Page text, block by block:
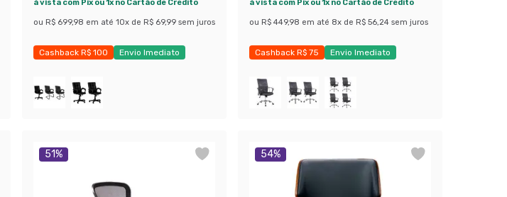
à vista com Pix ou 1x no Cartão de Crédito
ou R$ 699,98 em até 10x de R$ 69,99 sem juros
Cashback R$ 100
Envio Imediato
à vista com Pix ou 1x no Cartão de Crédito
ou R$ 449,98 em até 8x de R$ 56,24 sem juros
Cashback R$ 75
Envio Imediato
51% 54%